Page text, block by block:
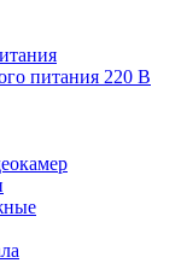
питания 220 В